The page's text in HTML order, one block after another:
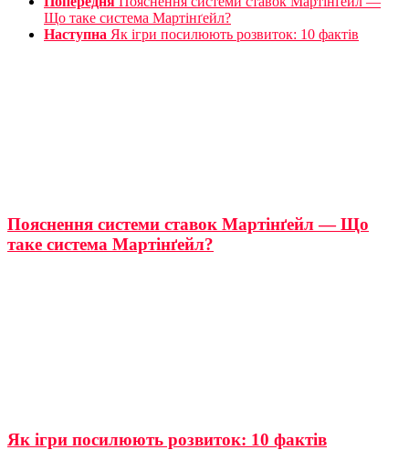
Що таке система Мартінґейл?
Наступна Як ігри посилюють розвиток: 10 фактів
Пояснення системи ставок Мартінґейл — Що
таке система Мартінґейл?
Як ігри посилюють розвиток: 10 фактів